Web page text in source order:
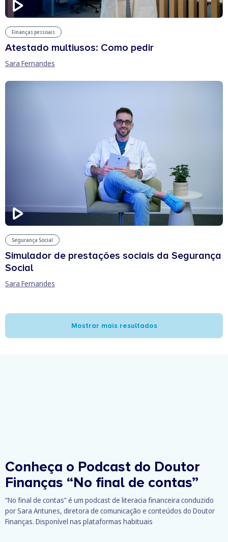
Finanças pessoais
Atestado multiusos: Como pedir
Sara Fernandes
Segurança Social
Simulador de prestações sociais da Segurança
Social
Sara Fernandes
Mostrar mais resultados
Conheça o Podcast do Doutor
Finanças “No final de contas”
“No final de contas” é um podcast de literacia financeira conduzido
por Sara Antunes, diretora de comunicação e conteúdos do Doutor
Finanças. Disponível nas plataformas habituais